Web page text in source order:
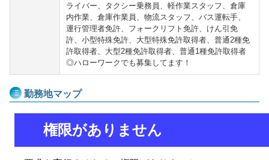
ライバー、タクシー乗務員、軽作業スタッフ、倉庫
内作業、倉庫作業員、物流スタッフ、バス運転手、
運行管理者免許、フォークリフト免許、けん引免
許、小型特殊免許、大型特殊免許取得者、普通2種免
許取得者、大型2種免許取得者、普通1種免許取得者
◎ハローワークでも募集してます！
勤務地マップ